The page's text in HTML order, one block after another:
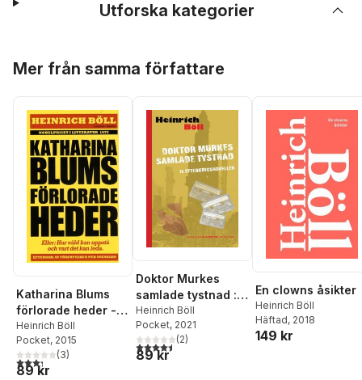
Utforska kategorier
Mer från samma författare
Katharina Blums
förlorade heder -
eller : Hur våld
uppstår och vart
det kan leda
Heinrich Böll
Pocket, 2015
3,3utav 5 stjärnor. Totalt antal röster:
(3)
89 kr
Doktor Murkes
samlade tystnad :
12
efterkrigsnoveller
Heinrich Böll
Pocket, 2021
4,5utav 5 stjärnor. Totalt antal röster:
(2)
89 kr
En clowns åsikter
Heinrich Böll
Häftad, 2018
149 kr